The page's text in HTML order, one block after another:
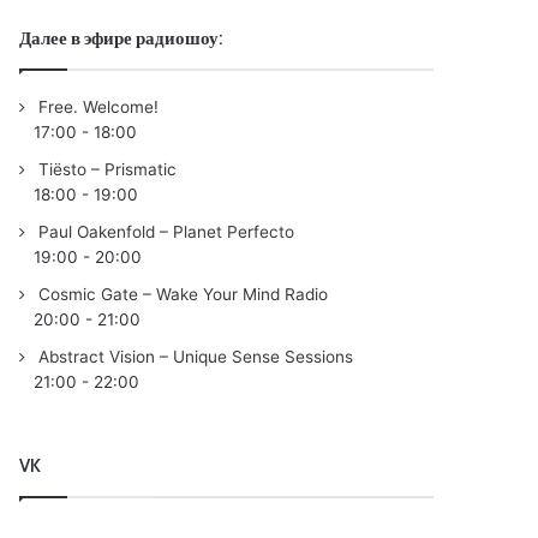
Далее в эфире радиошоу:
Free. Welcome!
17:00 -18:00
Tiësto – Prismatic
18:00 -19:00
Paul Oakenfold – Planet Perfecto
19:00 - 20:00
Cosmic Gate – Wake Your Mind Radio
20:00 - 21:00
Abstract Vision – Unique Sense Sessions
21:00 - 22:00
VK